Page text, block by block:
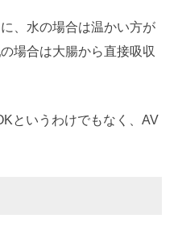
、水の場合は温かい方が
場合は大腸から直接吸収
というわけでもなく、AV